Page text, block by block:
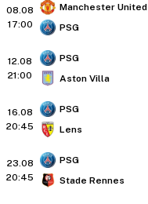
08.08
17:00
Manchester United
PSG
12.08
21:00
PSG
Aston Villa
16.08
20:45
PSG
Lens
23.08
20:45
PSG
Stade Rennes